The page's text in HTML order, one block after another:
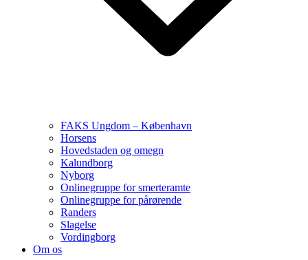
FAKS Ungdom – København
Horsens
Hovedstaden og omegn
Kalundborg
Nyborg
Onlinegruppe for smerteramte
Onlinegruppe for pårørende
Randers
Slagelse
Vordingborg
Om os